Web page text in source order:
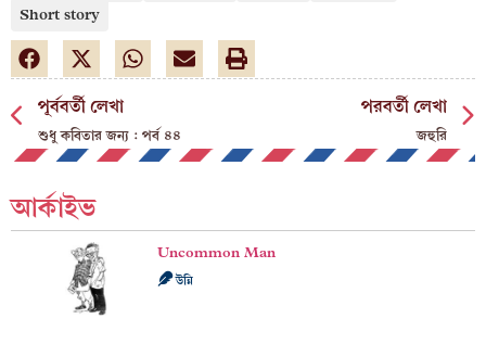
Short story
পূর্ববর্তী লেখা
শুধু কবিতার জন্য : পর্ব ৪৪
পরবর্তী লেখা
জহুরি
আর্কাইভ
Uncommon Man
উন্নি